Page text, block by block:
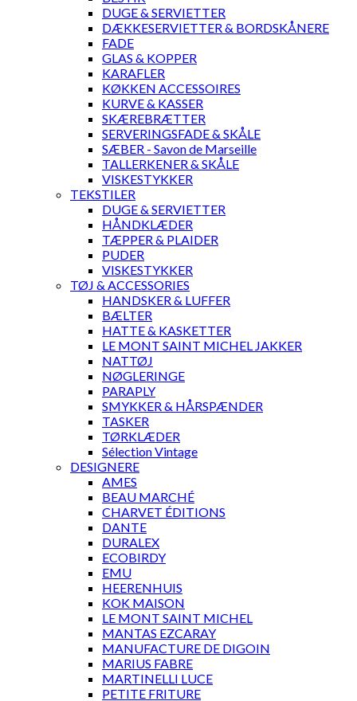
DUGE & SERVIETTER
DÆKKESERVIETTER & BORDSKÅNERE
FADE
GLAS & KOPPER
KARAFLER
KØKKEN ACCESSOIRES
KURVE & KASSER
SKÆREBRÆTTER
SERVERINGSFADE & SKÅLE
SÆBER - Savon de Marseille
TALLERKENER & SKÅLE
VISKESTYKKER
TEKSTILER
DUGE & SERVIETTER
HÅNDKLÆDER
TÆPPER & PLAIDER
PUDER
VISKESTYKKER
TØJ & ACCESSORIES
HANDSKER & LUFFER
BÆLTER
HATTE & KASKETTER
LE MONT SAINT MICHEL JAKKER
NATTØJ
NØGLERINGE
PARAPLY
SMYKKER & HÅRSPÆNDER
TASKER
TØRKLÆDER
Sélection Vintage
DESIGNERE
AMES
BEAU MARCHÉ
CHARVET ÉDITIONS
DANTE
DURALEX
ECOBIRDY
EMU
HEERENHUIS
KOK MAISON
LE MONT SAINT MICHEL
MANTAS EZCARAY
MANUFACTURE DE DIGOIN
MARIUS FABRE
MARTINELLI LUCE
PETITE FRITURE